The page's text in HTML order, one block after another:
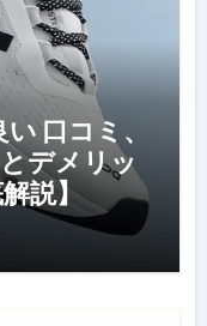
口コミ、
デメリッ
説】